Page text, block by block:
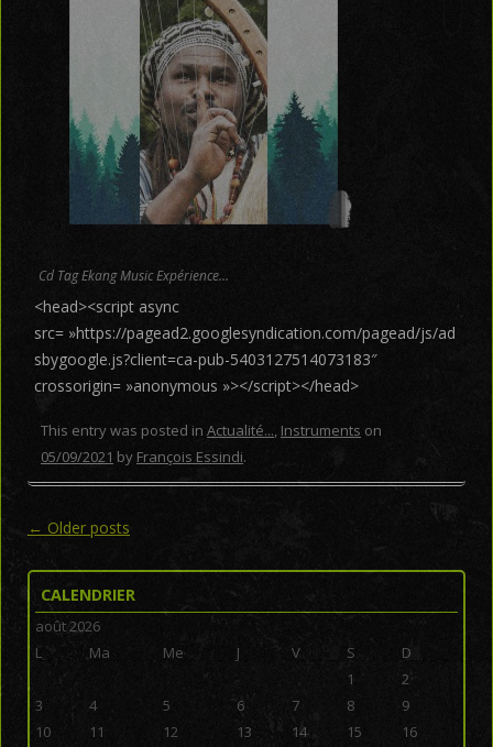
Cd Tag Ekang Music Expérience…
<head><script async
src= »https://pagead2.googlesyndication.com/pagead/js/ad
sbygoogle.js?client=ca-pub-5403127514073183″
crossorigin= »anonymous »></script></head>
This entry was posted in Actualité... Instruments on
05/09/2021 by François Essindi.
Post navigation
← Older posts
CALENDRIER
août 2026
L
Ma Me J V S D
1
2
3
4 5 6 7 8
9
10
11 12 13 14 15
16